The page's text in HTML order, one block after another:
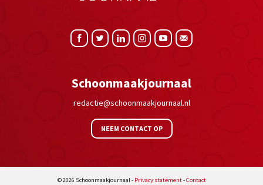
Schoonmaakjournaal
redactie@schoonmaakjournaal.nl
NEEM CONTACT OP
© 2026 Schoonmaakjournaal - Privacy statement-Contact